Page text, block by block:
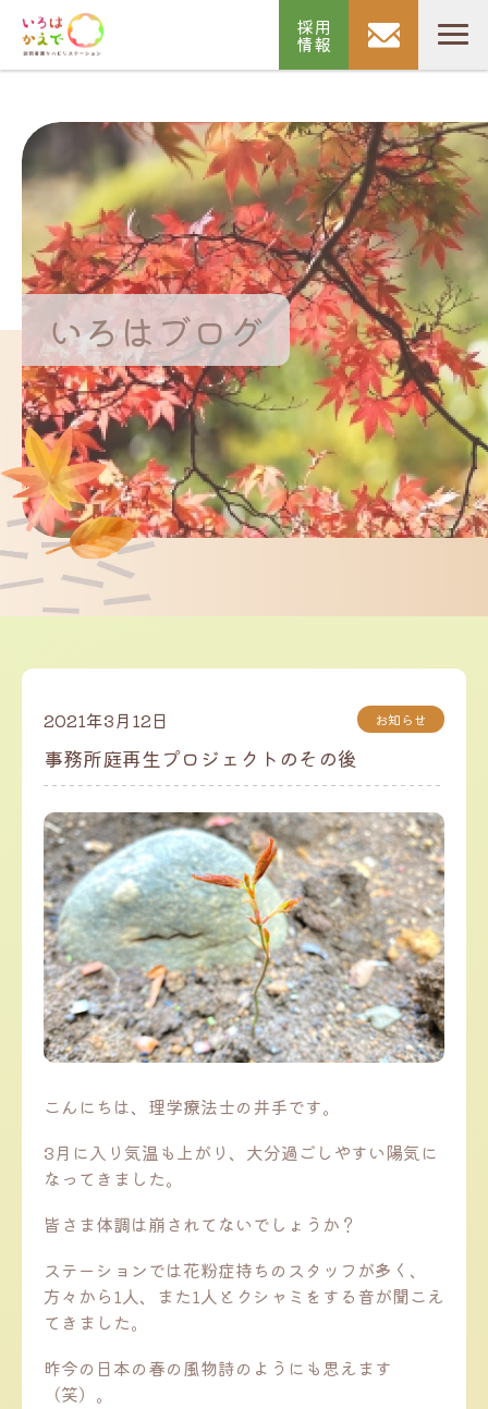
採用
情報
いろはブログ
2021年3月12日 お知らせ
事務所庭再生プロジェクトのその後
こんにちは、理学療法士の井手です。
3月に入り気温も上がり、大分過ごしやすい陽気に
なってきました。
皆さま体調は崩されてないでしょうか？
ステーションでは花粉症持ちのスタッフが多く、
方々から1人、また1人とクシャミをする音が聞こえ
てきました。
昨今の日本の春の風物詩のようにも思えます
（笑）。